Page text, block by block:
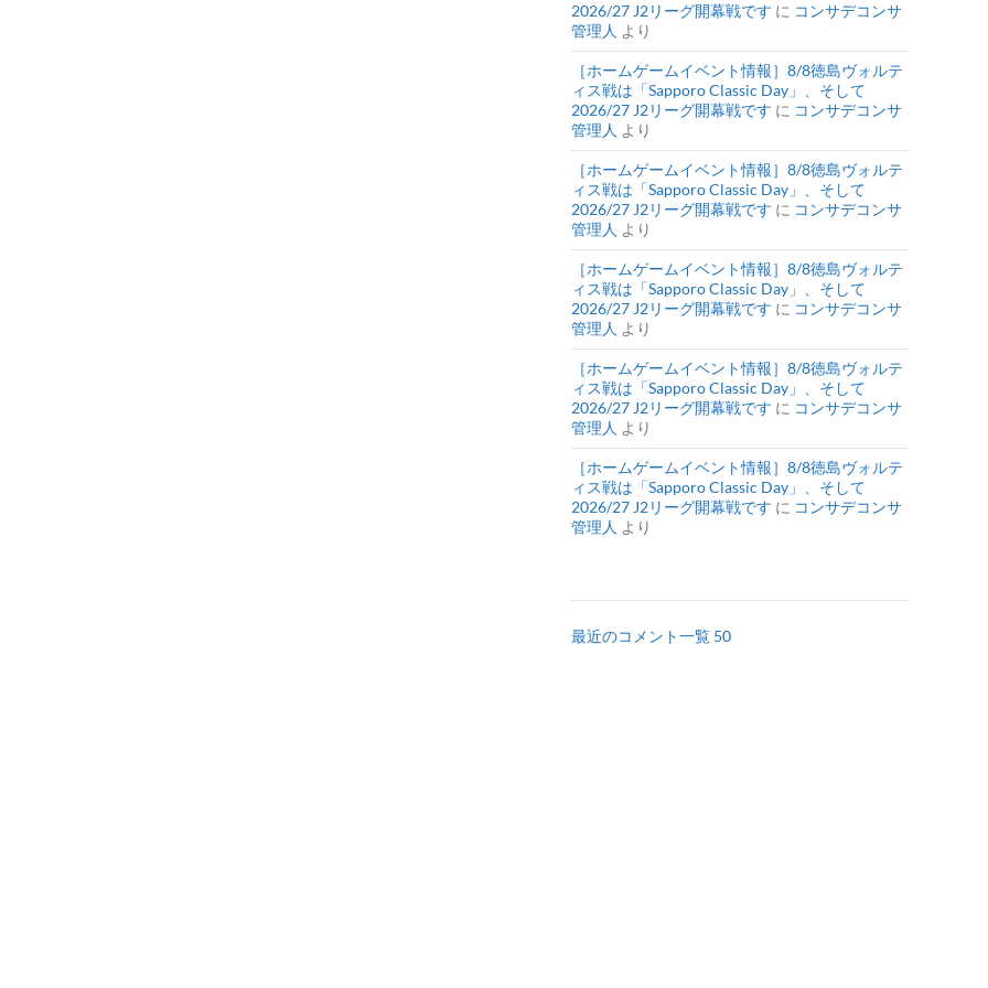
2026/27 J2リーグ開幕戦です に コンサデコンサ
管理人 より
［ホームゲームイベント情報］8/8徳島ヴォルテ
ィス戦は「Sapporo Classic Day」、そして
2026/27 J2リーグ開幕戦です に コンサデコンサ
管理人 より
［ホームゲームイベント情報］8/8徳島ヴォルテ
ィス戦は「Sapporo Classic Day」、そして
2026/27 J2リーグ開幕戦です に コンサデコンサ
管理人 より
［ホームゲームイベント情報］8/8徳島ヴォルテ
ィス戦は「Sapporo Classic Day」、そして
2026/27 J2リーグ開幕戦です に コンサデコンサ
管理人 より
［ホームゲームイベント情報］8/8徳島ヴォルテ
ィス戦は「Sapporo Classic Day」、そして
2026/27 J2リーグ開幕戦です に コンサデコンサ
管理人 より
［ホームゲームイベント情報］8/8徳島ヴォルテ
ィス戦は「Sapporo Classic Day」、そして
2026/27 J2リーグ開幕戦です に コンサデコンサ
管理人 より
最近のコメント一覧 50